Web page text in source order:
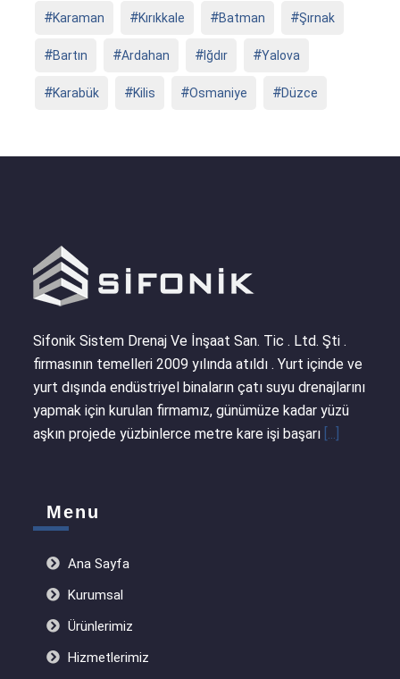
Karaman Kırıkkale Batman Şırnak
Bartın Ardahan Iğdır Yalova
Karabük Kilis Osmaniye Düzce
Sifonik Sistem Drenaj Ve İnşaat San. Tic . Ltd. Şti .
firmasının temelleri 2009 yılında atıldı . Yurt içinde ve
yurt dışında endüstriyel binaların çatı suyu drenajlarını
yapmak için kurulan firmamız, günümüze kadar yüzü
aşkın projede yüzbinlerce metre kare işi başarı
Menu
Ana Sayfa
Kurumsal
Ürünlerimiz
Hizmetlerimiz